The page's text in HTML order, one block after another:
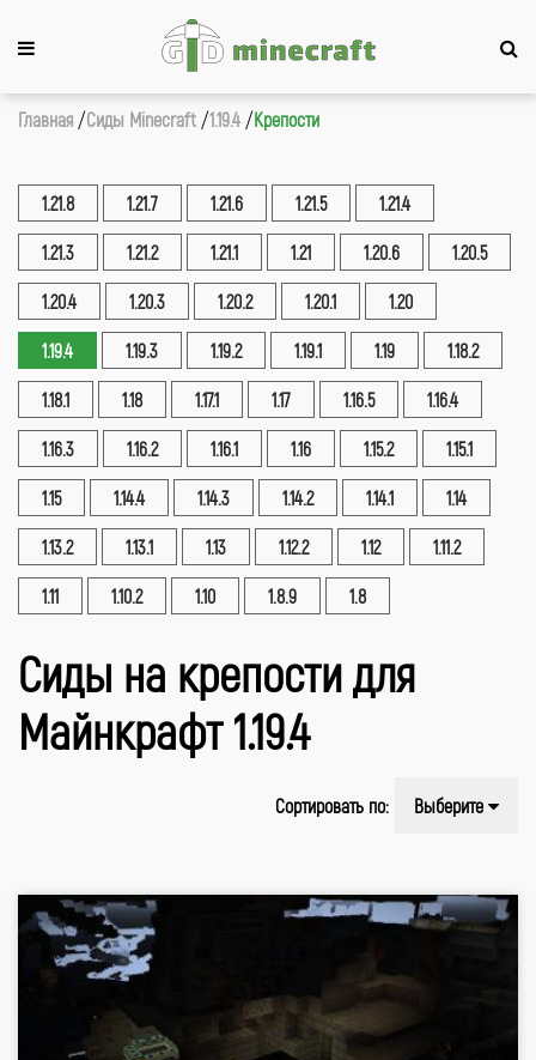
Главная Сиды Minecraft 1.19.4 Крепости
1.21.8 1.21.7 1.21.6 1.21.5 1.21.4
1.21.3 1.21.2 1.21.1 1.21 1.20.6 1.20.5
1.20.4 1.20.3 1.20.2 1.20.1 1.20
1.19.4 1.19.3 1.19.2 1.19.1 1.19 1.18.2
1.18.1 1.18 1.17.1 1.17 1.16.5 1.16.4
1.16.3 1.16.2 1.16.1 1.16 1.15.2 1.15.1
1.15 1.14.4 1.14.3 1.14.2 1.14.1 1.14
1.13.2 1.13.1 1.13 1.12.2 1.12 1.11.2
1.11 1.10.2 1.10 1.8.9 1.8
Сиды на крепости для
Майнкрафт 1.19.4
Сортировать по: Выберите